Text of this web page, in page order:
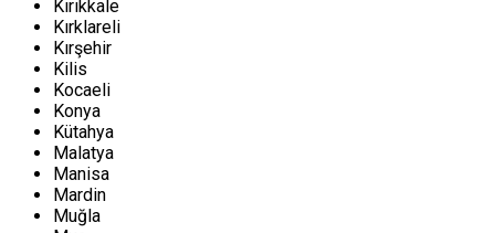
Kırıkkale
Kırklareli
Kırşehir
Kilis
Kocaeli
Konya
Kütahya
Malatya
Manisa
Mardin
Muğla